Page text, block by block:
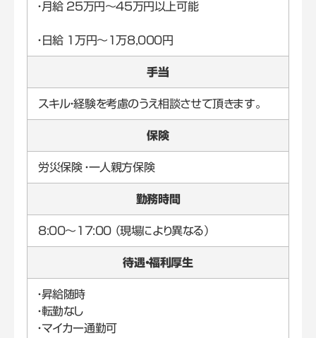
・月給 25万円～45万円以上可能
・日給 1万円～1万8,000円
手当
スキル・経験を考慮のうえ相談させて頂きます。
保険
労災保険 ・一人親方保険
勤務時間
8:00～17:00 （現場により異なる）
待遇・福利厚生
・昇給随時
・転勤なし
・マイカー通勤可